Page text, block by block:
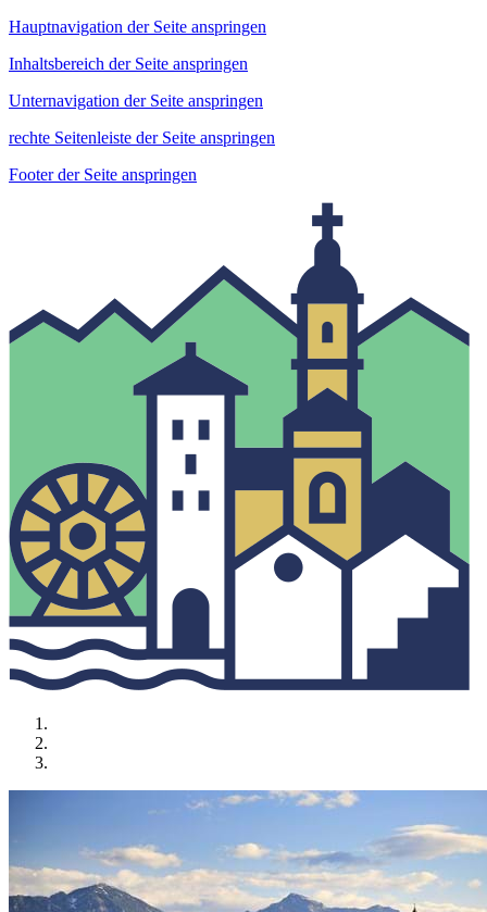
Hauptnavigation der Seite anspringen
Inhaltsbereich der Seite anspringen
Unternavigation der Seite anspringen
rechte Seitenleiste der Seite anspringen
Footer der Seite anspringen